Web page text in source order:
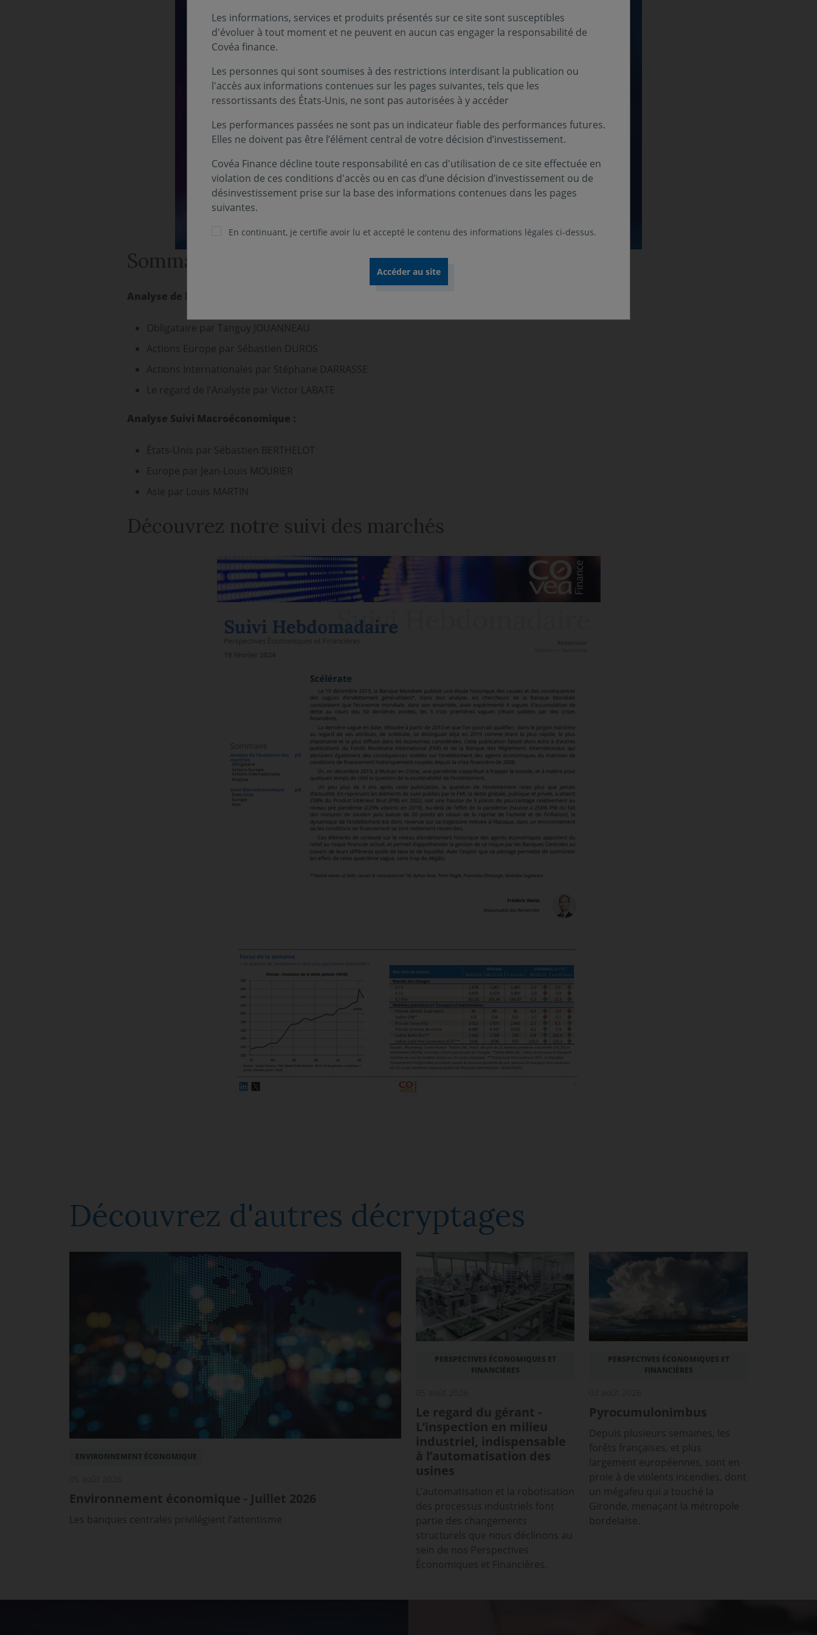
Sommaire
Analyse de l’évolution des marchés :
Obligataire par Tanguy JOUANNEAU
Actions Europe par Sébastien DUROS
Actions Internationales par Stéphane DARRASSE
Le regard de l'Analyste par Victor LABATE
Analyse Suivi Macroéconomique :
États-Unis par Sébastien BERTHELOT
Europe par Jean-Louis MOURIER
Asie par Louis MARTIN
Découvrez notre suivi des marchés
Découvrez d'autres décryptages
ENVIRONNEMENT ÉCONOMIQUE
Environnement économique - Juillet 2026
Les banques centrales privilégient l’attentisme
PERSPECTIVES ÉCONOMIQUES ET
FINANCIÈRES
Le regard du gérant -
L’inspection en milieu
industriel, indispensable
à l’automatisation des
usines
L’automatisation et la robotisation
des processus industriels font
partie des changements
structurels que nous déclinons au
sein de nos Perspectives
Économiques et Financières.
PERSPECTIVES ÉCONOMIQUES ET
FINANCIÈRES
Pyrocumulonimbus
Depuis plusieurs semaines, les
forêts françaises, et plus
largement européennes, sont en
proie à de violents incendies, dont
un mégafeu qui a touché la
Gironde, menaçant la métropole
bordelaise.
Les informations, services et produits présentés sur ce site sont susceptibles
d'évoluer à tout moment et ne peuvent en aucun cas engager la responsabilité de
Covéa finance.
Les personnes qui sont soumises à des restrictions interdisant la publication ou
l'accès aux informations contenues sur les pages suivantes, tels que les
ressortissants des États-Unis, ne sont pas autorisées à y accéder
Les performances passées ne sont pas un indicateur fiable des performances futures.
Elles ne doivent pas être l’élément central de votre décision d’investissement.
Covéa Finance décline toute responsabilité en cas d'utilisation de ce site effectuée en
violation de ces conditions d'accès ou en cas d’une décision d’investissement ou de
désinvestissement prise sur la base des informations contenues dans les pages
suivantes.
En continuant, je certifie avoir lu et accepté le contenu des informations légales ci-dessus.